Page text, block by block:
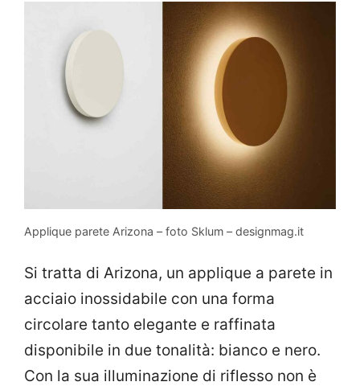
Applique parete Arizona – foto Sklum – designmag.it
Si tratta di Arizona, un applique a parete in
acciaio inossidabile con una forma
circolare tanto elegante e raffinata
disponibile in due tonalità: bianco e nero.
Con la sua illuminazione di riflesso non è